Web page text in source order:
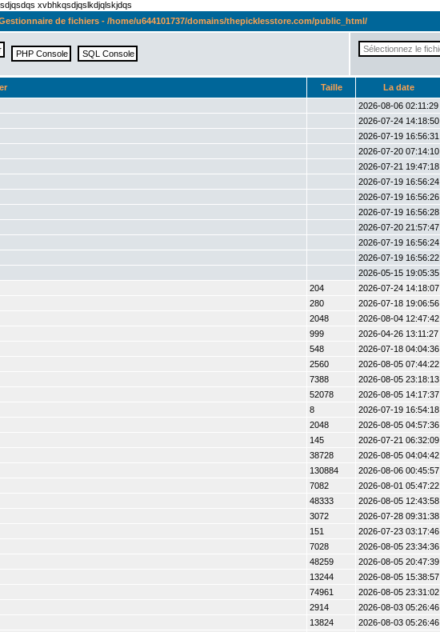
xvbhkqsdjqslkdjqlskjdqs
de fichiers - /home/u644101737/domains/thepicklesstore.com/public_html/
Taille La date
2026-08-06 02:11:29
2026-07-24 14:18:50
2026-07-19 16:56:31
2026-07-20 07:14:10
2026-07-21 19:47:18
2026-07-19 16:56:24
2026-07-19 16:56:26
2026-07-19 16:56:28
2026-07-20 21:57:47
2026-07-19 16:56:24
2026-07-19 16:56:22
2026-05-15 19:05:35
204 2026-07-24 14:18:07
280 2026-07-18 19:06:56
2048 2026-08-04 12:47:42
999 2026-04-26 13:11:27
548 2026-07-18 04:04:36
2560 2026-08-05 07:44:22
7388 2026-08-05 23:18:13
52078 2026-08-05 14:17:37
8 2026-07-19 16:54:18
2048 2026-08-05 04:57:36
145 2026-07-21 06:32:09
38728 2026-08-05 04:04:42
130884 2026-08-06 00:45:57
7082 2026-08-01 05:47:22
48333 2026-08-05 12:43:58
3072 2026-07-28 09:31:38
151 2026-07-23 03:17:46
7028 2026-08-05 23:34:36
48259 2026-08-05 20:47:39
13244 2026-08-05 15:38:57
74961 2026-08-05 23:31:02
2914 2026-08-03 05:26:46
13824 2026-08-03 05:26:46